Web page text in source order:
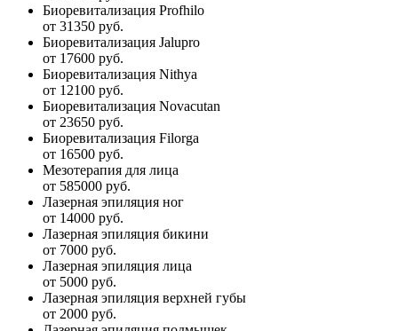
Биоревитализация Profhilo
от 31350 руб.
Биоревитализация Jalupro
от 17600 руб.
Биоревитализация Nithya
от 12100 руб.
Биоревитализация Novacutan
от 23650 руб.
Биоревитализация Filorga
от 16500 руб.
Мезотерапия для лица
от 585000 руб.
Лазерная эпиляция ног
от 14000 руб.
Лазерная эпиляция бикини
от 7000 руб.
Лазерная эпиляция лица
от 5000 руб.
Лазерная эпиляция верхней губы
от 2000 руб.